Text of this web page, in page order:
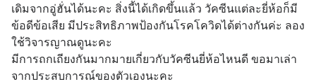
เดิมจากอู่ฮั่นได้นะคะ สิ่งนี้ได้เกิดขึ้นแล้ว วัคซีนแต่ละยี่ห้อก็มี
ข้อดีข้อเสีย มีประสิทธิภาพป้องกันโรคโควิดได้ต่างกันค่ะ ลอง
ใช้วิจารญาณดูนะคะ
มีการถกเถียงกันมากมายเกี่ยวกับวัคซีนยี่ห้อไหนดี ขอมาเล่า
จากประสบการณ์ของตัวเองนะคะ